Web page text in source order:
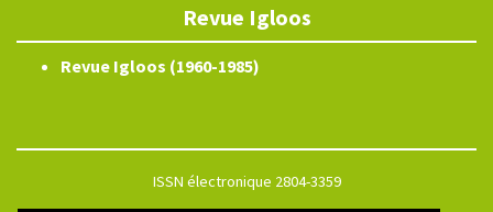
Revue Igloos
Revue Igloos (1960-1985)
ISSN électronique 2804-3359